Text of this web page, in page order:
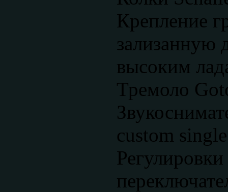
Крепление
зализанную
высоким
Тремоло
custom